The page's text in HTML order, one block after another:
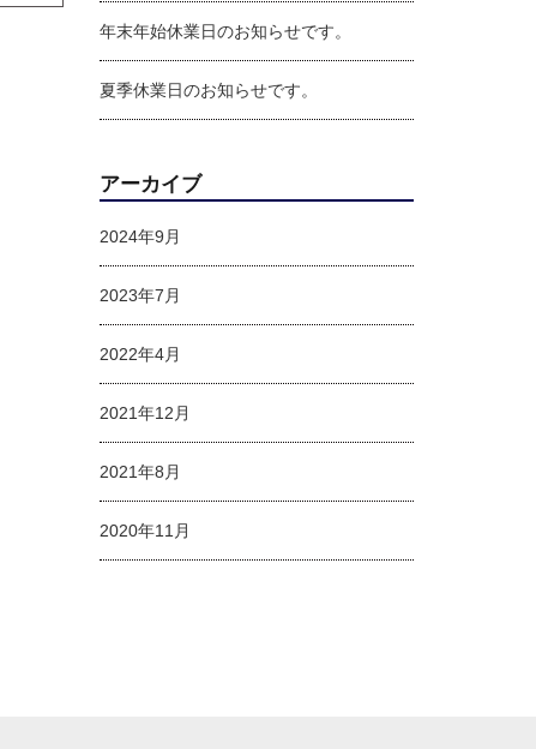
年末年始休業日のお知らせです。
夏季休業日のお知らせです。
アーカイブ
2024年9月
2023年7月
2022年4月
2021年12月
2021年8月
2020年11月